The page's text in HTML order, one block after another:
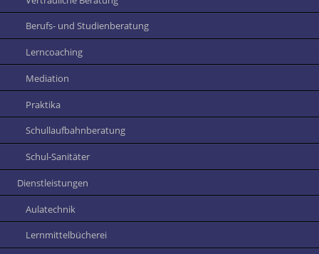
Berufs- und Studienberatung
Lerncoaching
Mediation
Praktika
Schullaufbahnberatung
Schul-Sanitäter
Dienstleistungen
Aulatechnik
Lernmittelbücherei